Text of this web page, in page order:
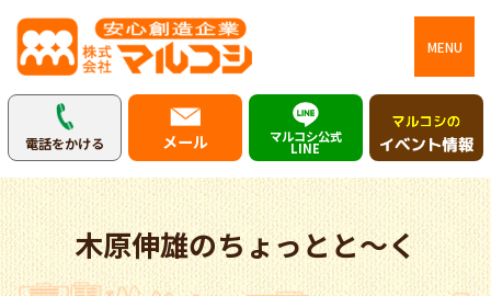
MENU
電話をかける メール マルコシ公式
LINE
木原伸雄のちょっとと～く